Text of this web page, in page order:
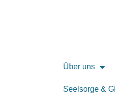
Über uns
Seelsorge &